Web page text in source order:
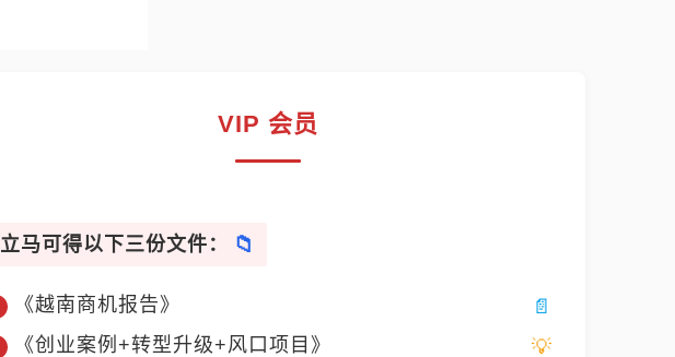
VIP 会员
立马可得以下三份文件：
《越南商机报告》
《创业案例+转型升级+风口项目》